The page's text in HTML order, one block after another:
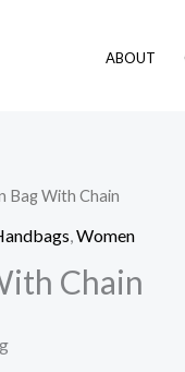
ABOUT
Bag With Chain
Women
Chain